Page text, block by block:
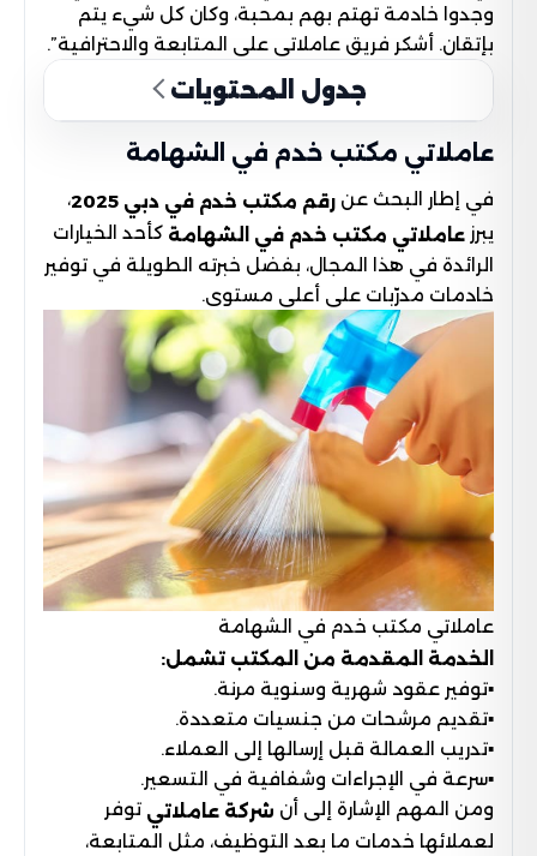
وجدوا خادمة تهتم بهم بمحبة، وكان كل شيء يتم
بإتقان. أشكر فريق عاملاتي على المتابعة والاحترافية”.
جدول المحتويات
عاملاتي مكتب خدم في الشهامة
في إطار البحث عن رقم مكتب خدم في دبي 2025
،
يبرز عاملاتي مكتب خدم في الشهامة كأحد الخيارات
الرائدة في هذا المجال، بفضل خبرته الطويلة في توفير
خادمات مدرّبات على أعلى مستوى.
عاملاتي مكتب خدم في الشهامة
الخدمة المقدمة من المكتب تشمل:
▪︎توفير عقود شهرية وسنوية مرنة.
▪︎تقديم مرشحات من جنسيات متعددة.
▪︎تدريب العمالة قبل إرسالها إلى العملاء.
▪︎سرعة في الإجراءات وشفافية في التسعير.
ومن المهم الإشارة إلى أن شركة عاملاتي توفر
لعملائها خدمات ما بعد التوظيف، مثل المتابعة،